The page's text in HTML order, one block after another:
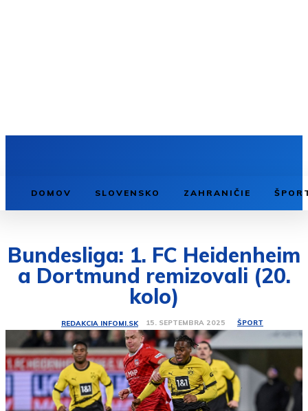
DOMOV SLOVENSKO ZAHRANIČIE
Bundesliga: 1. FC Heidenheim
a Dortmund remizovali (20.
kolo)
REDAKCIA INFOMI.SK 15. SEPTEMBRA 2025 ŠPORT